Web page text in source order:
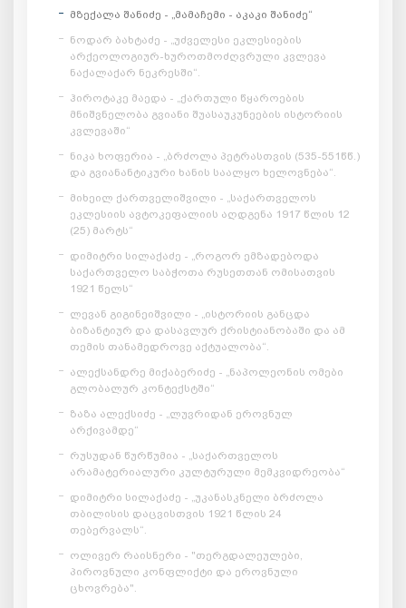
მზექალა შანიძე - „მამაჩემი - აკაკი შანიძე“
ნოდარ ბახტაძე - „უძველესი ეკლესიების
არქეოლოგიურ-ხუროთმოძღვრული კვლევა
ნაქალაქარ ნეკრესში“.
ჰიროტაკე მაედა - „ქართული წყაროების
მნიშვნელობა გვიანი შუასაუკუნეების ისტორიის
კვლევაში“
ნიკა ხოფერია - „ბრძოლა პეტრასთვის (535-551წწ.)
და გვიანანტიკური ხანის საალყო ხელოვნება“.
მიხეილ ქართველიშვილი - „საქართველოს
ეკლესიის ავტოკეფალიის აღდგენა 1917 წლის 12
(25) მარტს“
დიმიტრი სილაქაძე - „როგორ ემზადებოდა
საქართველო საბჭოთა რუსეთთან ომისათვის
1921 წელს“
ლევან გიგინეიშვილი - „ისტორიის განცდა
ბიზანტიურ და დასავლურ ქრისტიანობაში და ამ
თემის თანამედროვე აქტუალობა“.
ალექსანდრე მიქაბერიძე - „ნაპოლეონის ომები
გლობალურ კონტექსტში“
ზაზა ალექსიძე - „ლუვრიდან ეროვნულ
არქივამდე“
რუსუდან წურწუმია - „საქართველოს
არამატერიალური კულტურული მემკვიდრეობა“
დიმიტრი სილაქაძე - „უკანასკნელი ბრძოლა
თბილისის დაცვისთვის 1921 წლის 24
თებერვალს“.
ოლივერ რაისნერი - "თერგდალეულები,
პიროვნული კონფლიქტი და ეროვნული
ცხოვრება".